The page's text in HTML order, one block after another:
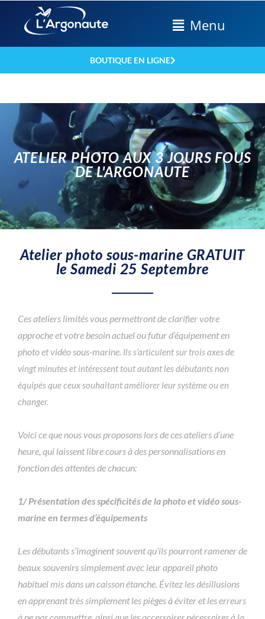
Menu
BOUTIQUE EN LIGNE
ATELIER PHOTO AUX 3 JOURS FOUS
DE L'ARGONAUTE
Atelier photo sous-marine GRATUIT
le Samedi 25 Septembre
Ces ateliers limités vous permettront de clarifier votre
approche et votre besoin actuel ou futur d’équipement en
photo et vidéo sous-marine. Ils s’articulent sur trois axes de
vingt minutes et intéressent tout autant les débutants non
équipés que ceux souhaitant améliorer leur système ou en
changer.
Voici ce que nous vous proposons lors de ces ateliers d’une
heure, qui laissent libre cours à des personnalisations en
fonction des attentes de chacun:
1/ Présentation des spécificités de la photo et vidéo sous-
marine en termes d’équipements
Les débutants s’imaginent souvent qu’ils pourront ramener de
beaux souvenirs simplement avec leur appareil photo
habituel mis dans un caisson étanche. Évitez les désillusions
en apprenant très simplement les pièges à éviter et les erreurs